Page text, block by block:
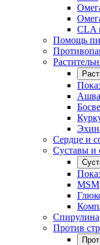
CLA
Помощь
Сердце и
Суставы и
MSM
Спирулина
Против